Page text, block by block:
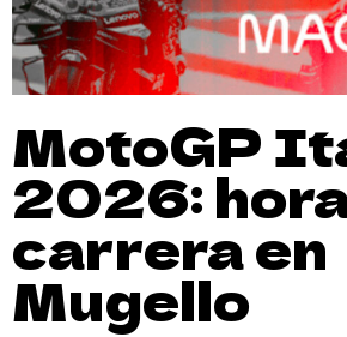
MotoGP
2026:
carrera en
Mugello